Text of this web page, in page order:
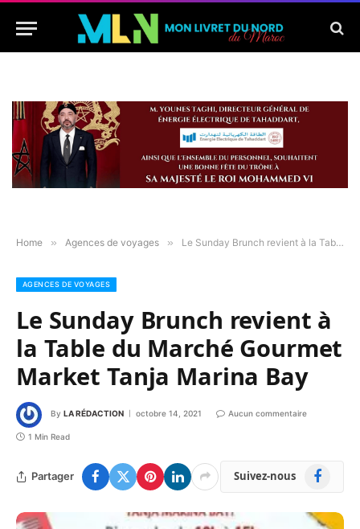
Home » Agences de voyages » Le Sunday Brunch revient à la Table du Marché Gourmet Market Tanja Marina Bay
AGENCES DE VOYAGES
Le Sunday Brunch revient à
la Table du Marché Gourmet
Market Tanja Marina Bay
By LA RÉDACTION octobre 14, 2021 Aucun commentaire
1 Min Read
Partager Suivez-nous Facebook